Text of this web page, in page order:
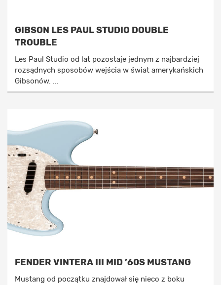
GIBSON LES PAUL STUDIO DOUBLE
TROUBLE
Les Paul Studio od lat pozostaje jednym z najbardziej
rozsądnych sposobów wejścia w świat amerykańskich
Gibsonów. ...
FENDER VINTERA III MID ’60S MUSTANG
Mustang od początku znajdował się nieco z boku